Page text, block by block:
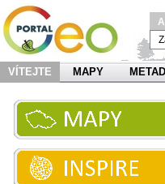
VÍTEJTE MAPY